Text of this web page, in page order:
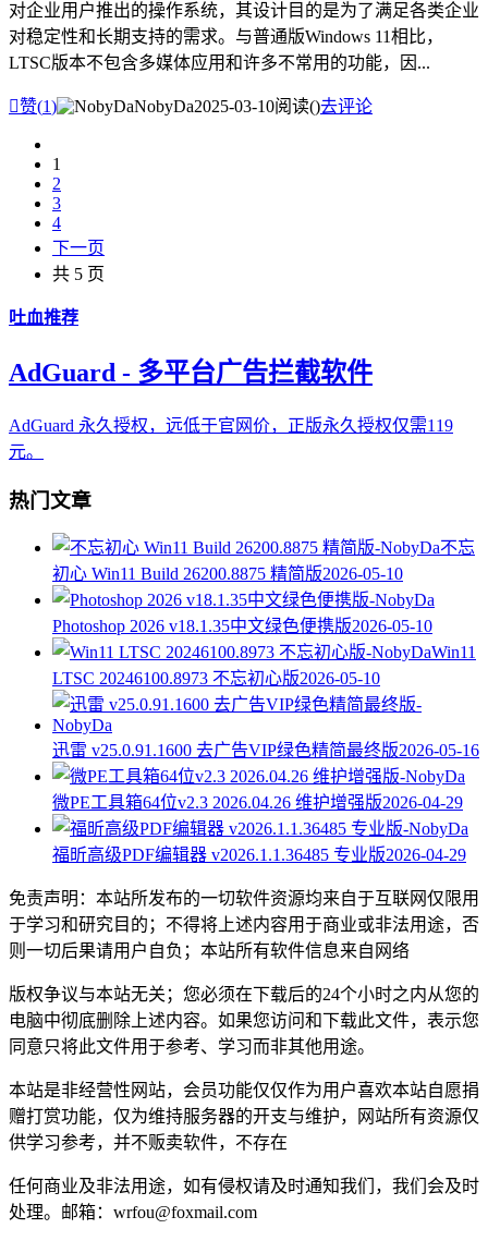
对企业用户推出的操作系统，其设计目的是为了满足各类企业
对稳定性和长期支持的需求。与普通版Windows 11相比，
LTSC版本不包含多媒体应用和许多不常用的功能，因...
赞(1) NobyDa2025-03-10阅读()去评论
1
2
3
4
下一页
共 5 页
吐血推荐
AdGuard - 多平台广告拦截软件
AdGuard 永久授权，远低于官网价，正版永久授权仅需119
元。
热门文章
不忘
初心 Win11 Build 26200.8875 精简版2026-05-10
Photoshop 2026 v18.1.35中文绿色便携版2026-05-10
Win11
LTSC 20246100.8973 不忘初心版2026-05-10
迅雷 v25.0.91.1600 去广告VIP绿色精简最终版2026-05-16
微PE工具箱64位v2.3 2026.04.26 维护增强版2026-04-29
福昕高级PDF编辑器 v2026.1.1.36485 专业版2026-04-29
免责声明：本站所发布的一切软件资源均来自于互联网仅限用
于学习和研究目的；不得将上述内容用于商业或非法用途，否
则一切后果请用户自负；本站所有软件信息来自网络
版权争议与本站无关；您必须在下载后的24个小时之内从您的
电脑中彻底删除上述内容。如果您访问和下载此文件，表示您
同意只将此文件用于参考、学习而非其他用途。
本站是非经营性网站，会员功能仅仅作为用户喜欢本站自愿捐
赠打赏功能，仅为维持服务器的开支与维护，网站所有资源仅
供学习参考，并不贩卖软件，不存在
任何商业及非法用途，如有侵权请及时通知我们，我们会及时
处理。邮箱：wrfou@foxmail.com